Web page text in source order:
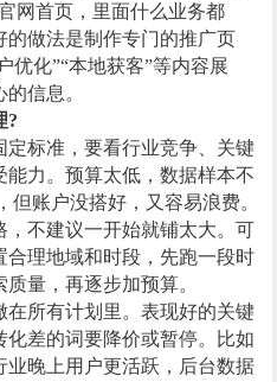
网首页，里面什么业务都
做法是制作专门的推广页
优化”“本地获客”等内容展
信息。
?
标准，要看行业竞争、关键
力。预算太低，数据样本不
账户没搭好，又容易浪费。
不建议一开始就铺太大。可
合理地域和时段，先跑一段时
量，再逐步加预算。
所有计划里。表现好的关键
差的词要降价或暂停。比如
晚上用户更活跃，后台数据